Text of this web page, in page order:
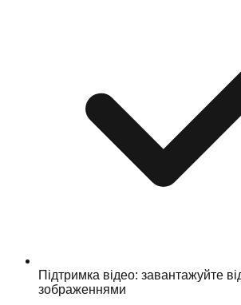
Підтримка відео: завантажуйте
зображеннями